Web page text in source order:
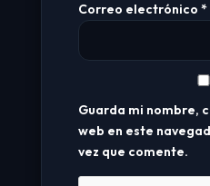
Correo electrónico *
Guarda mi nombre,
web en este
vez que comente.